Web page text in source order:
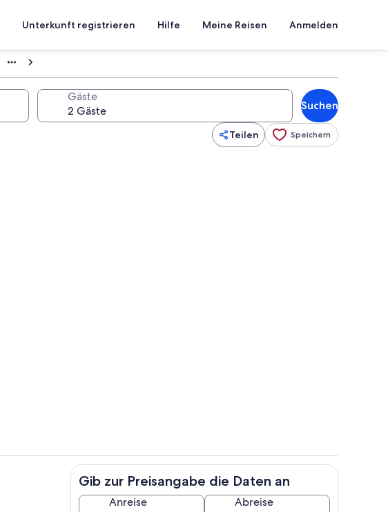
Unterkunft registrieren Hilfe Meine Reisen Anmelden
Gäste
Suchen
Teilen Speichern
Innenbereich Innenbereich
Gib zur Preisangabe die Daten an
Anreise Abreise